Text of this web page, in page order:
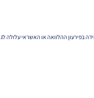
ההלוואה או האשראי עלולה